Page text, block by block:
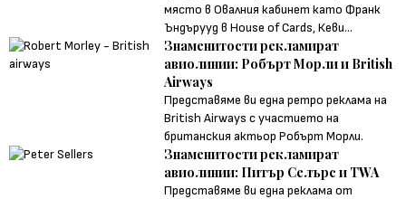
място в Овалния кабинет като Франк
Ъндърууд в House of Cards, Кеви...
Знаменитости рекламират
авиолинии: Робърт Морли и British
Airways
Представяме ви една ретро реклама на
British Airways с участието на
британския актьор Робърт Морли.
Знаменитости рекламират
авиолинии: Питър Селърс и TWA
Представяме ви една реклама от